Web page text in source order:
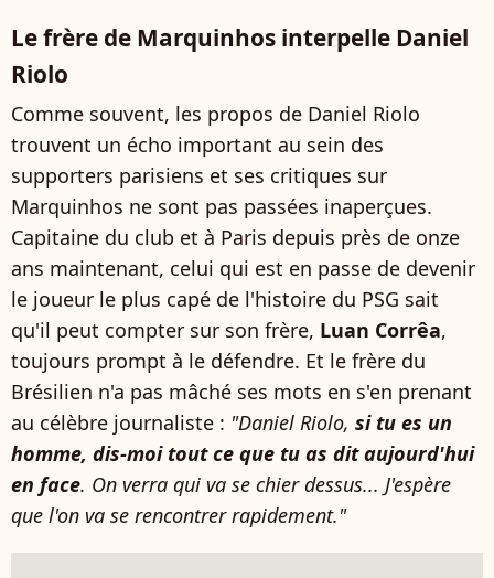
Le frère de Marquinhos interpelle Daniel
Riolo
Comme souvent, les propos de Daniel Riolo
trouvent un écho important au sein des
supporters parisiens et ses critiques sur
Marquinhos ne sont pas passées inaperçues.
Capitaine du club et à Paris depuis près de onze
ans maintenant, celui qui est en passe de devenir
le joueur le plus capé de l'histoire du PSG sait
qu'il peut compter sur son frère, Luan Corrêa,
toujours prompt à le défendre. Et le frère du
Brésilien n'a pas mâché ses mots en s'en prenant
au célèbre journaliste : "Daniel Riolo, si tu es un
homme, dis-moi tout ce que tu as dit aujourd'hui
en face. On verra qui va se chier dessus... J'espère
que l'on va se rencontrer rapidement."